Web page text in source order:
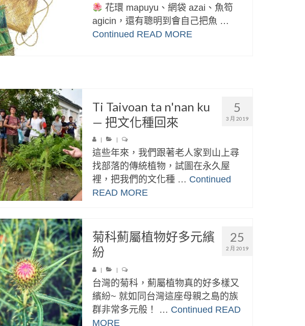
花環 mapuyu、網袋 azai、魚笱
agicin，還有聰明到會自己把魚 …
Continued READ MORE
5
3 月 2019
Ti Taivoan ta n'nan ku
— 把文化種回來
這些年來，我們跟著老人家到山上尋
找部落的傳統植物，試圖在永久屋
裡，把我們的文化種 … Continued
READ MORE
25
2 月 2019
菊科薊屬植物好多元繽
紛
| |
台灣的菊科，薊屬植物真的好多樣又
繽紛~ 就如同台灣這座母親之島的族
群非常多元般！ … Continued READ
MORE